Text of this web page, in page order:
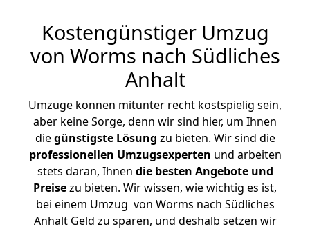
Kostengünstiger Umzug
von Worms nach Südliches
Anhalt
Umzüge können mitunter recht kostspielig sein,
aber keine Sorge, denn wir sind hier, um Ihnen
diegünstigste Lösung zu bieten. Wir sind die
professionellen Umzugsexperten und arbeiten
stets daran, Ihnen die besten Angebote und
Preisezu bieten. Wir wissen, wie wichtig es ist,
bei einem Umzug von Worms nach Südliches
Anhalt Geld zu sparen, und deshalb setzen wir